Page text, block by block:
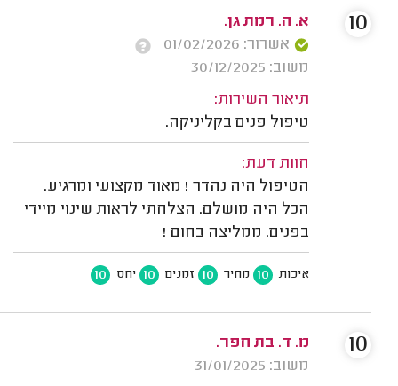
א. ה. רמת גן.
אשרור: 01/02/2026
משוב: 30/12/2025
תיאור השירות:
טיפול פנים בקליניקה.
חוות דעת:
הטיפול היה נהדר ! מאוד מקצועי ומרגיע.
הכל היה מושלם. הצלחתי לראות שינוי מיידי
בפנים. ממליצה בחום !
איכות 10 מחיר 10 זמנים 10 יחס 10
10
מ. ד. בת חפר.
משוב: 31/01/2025
10